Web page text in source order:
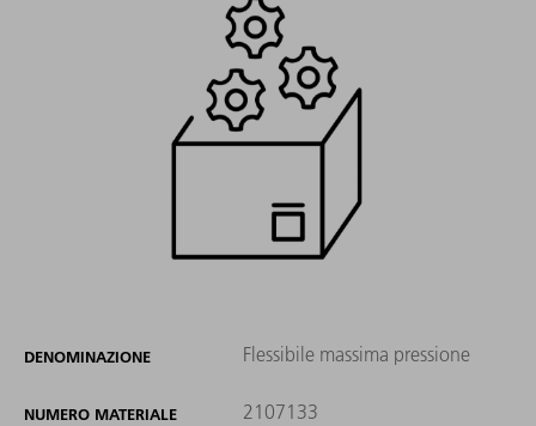
DENOMINAZIONE Flessibile massima pressione
NUMERO MATERIALE 2107133